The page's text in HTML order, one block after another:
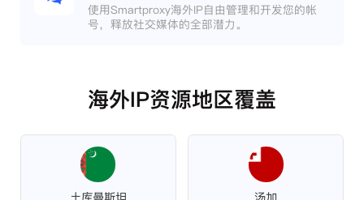
使用Smartproxy海外IP自由管理和开发您的帐
号，释放社交媒体的全部潜力。
海外IP资源地区覆盖